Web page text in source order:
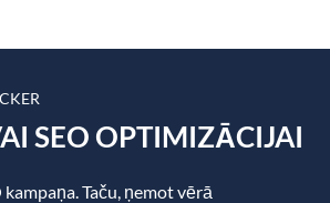
SEO OPTIMIZĀCIJAI
Taču, ņemot vērā